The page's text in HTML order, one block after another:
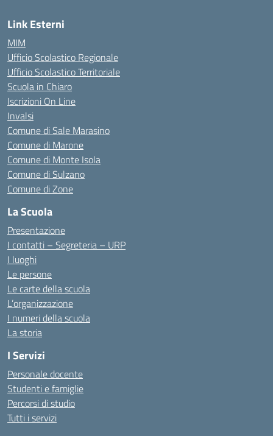
Link Esterni
MIM
Ufficio Scolastico Regionale
Ufficio Scolastico Territoriale
Scuola in Chiaro
Iscrizioni On Line
Invalsi
Comune di Sale Marasino
Comune di Marone
Comune di Monte Isola
Comune di Sulzano
Comune di Zone
La Scuola
Presentazione
I contatti – Segreteria – URP
I luoghi
Le persone
Le carte della scuola
L’organizzazione
I numeri della scuola
La storia
I Servizi
Personale docente
Studenti e famiglie
Percorsi di studio
Tutti i servizi